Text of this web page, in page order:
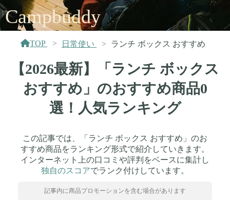
Campbuddy
TOP 日常使い ランチ ボックス おすすめ
【2026最新】「ランチ ボックス
おすすめ」のおすすめ商品0
選！人気ランキング
この記事では、「ランチ ボックス おすすめ」のお
すすめ商品をランキング形式で紹介していきます。
インターネット上の口コミや評判をベースに集計し
独自のスコアでランク付けしています。
記事内に商品プロモーションを含む場合があります